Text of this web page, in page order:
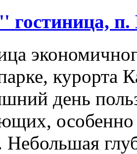
гостиница,
курорта
день
особенно
Небольшая